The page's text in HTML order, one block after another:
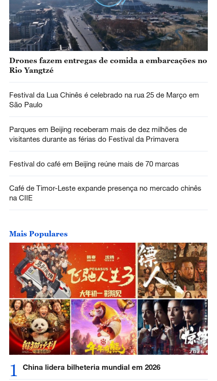
Drones fazem entregas de comida a embarcações no
Rio Yangtzé
Festival da Lua Chinês é celebrado na rua 25 de Março em
São Paulo
Parques em Beijing receberam mais de dez milhões de
visitantes durante as férias do Festival da Primavera
Festival do café em Beijing reúne mais de 70 marcas
Café de Timor-Leste expande presença no mercado chinês
na CIIE
Mais Populares
1 China lidera bilheteria mundial em 2026